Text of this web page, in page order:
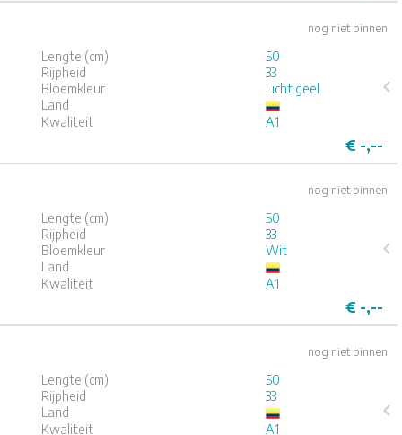
nog niet binnen
Lengte (cm)
50
Rijpheid
33
Bloemkleur
Licht geel
Land
Kwaliteit A1
€ -,--
4
nog niet binnen
Lengte (cm)
50
Rijpheid
33
Bloemkleur
Wit
Land
Kwaliteit A1
€ -,--
4
nog niet binnen
Lengte (cm)
50
Rijpheid
33
Land
Kwaliteit
A1